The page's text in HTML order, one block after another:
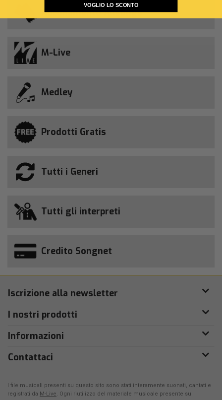
Abbonamento Allsongs
M-Live
Medley
Prodotti Gratis
Tutti i Generi
Tutti gli interpreti
Credito Songnet
Iscrizione alla newsletter
I nostri prodotti
Informazioni
Contattaci
I file musicali presenti su questo sito sono stati interamente suonati, cantati e
registrati da M-Live. Ogni riutilizzo del materiale musicale presente su
VOGLIO LO SCONTO